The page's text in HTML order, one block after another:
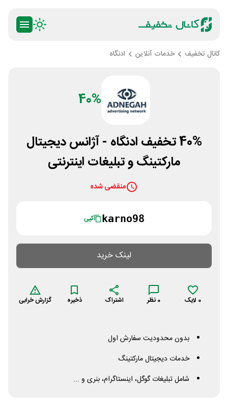
کانال تخفیف خدمات آنلاین ادنگاه
40%
40% تخفیف ادنگاه - آژانس دیجیتال
مارکتینگ و تبلیغات اینترنتی
منقضی شده
karno98 کپی
لینک خرید
0 لایک 0 نظر اشتراک ذخیره گزارش خرابی
بدون محدودیت سفارش اول
خدمات دیجیتال مارکتینگ
شامل تبلیغات گوگل، اینستاگرام، بنری و ...